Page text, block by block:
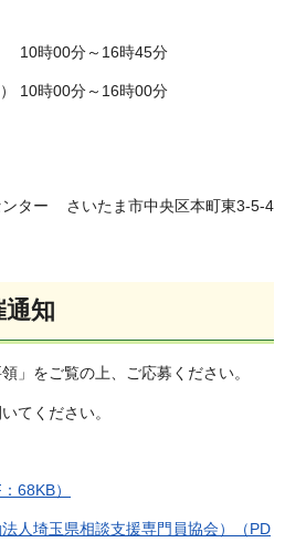
10時00分～16時45分
10時00分～16時00分
ンター さいたま市中央区本町東3-5-4
通知
」をご覧の上、ご応募ください。
てください。
68KB）
人埼玉県相談支援専門員協会）（PD